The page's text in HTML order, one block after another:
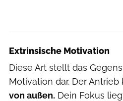
Extrinsische Motivation
Diese Art stellt das
Motivation dar. Der
von außen. Dein Fokus